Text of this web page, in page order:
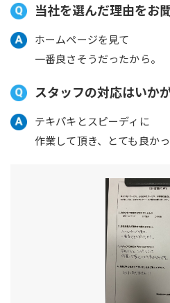
当社を選んだ理由をお
ホームページを見て
一番良さそうだったから。
スタッフの対応はいか
テキパキとスピーディに
作業して頂き、とても良かっ